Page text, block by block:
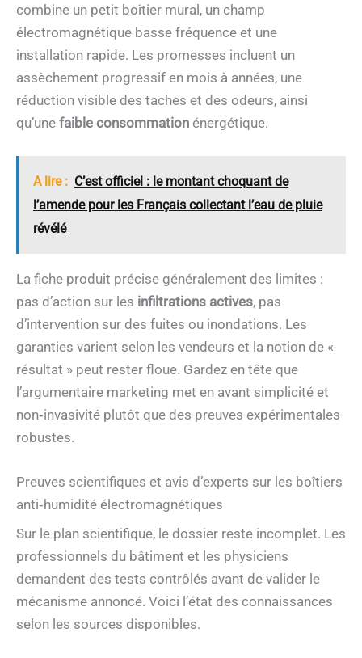
combine un petit boîtier mural, un champ
électromagnétique basse fréquence et une
installation rapide. Les promesses incluent un
assèchement progressif en mois à années, une
réduction visible des taches et des odeurs, ainsi
qu’une faible consommation énergétique.
A lire : C’est officiel : le montant choquant de
l’amende pour les Français collectant l’eau de pluie
révélé
La fiche produit précise généralement des limites :
pas d’action sur les infiltrations actives, pas
d’intervention sur des fuites ou inondations. Les
garanties varient selon les vendeurs et la notion de «
résultat » peut rester floue. Gardez en tête que
l’argumentaire marketing met en avant simplicité et
non‑invasivité plutôt que des preuves expérimentales
robustes.
Preuves scientifiques et avis d’experts sur les boîtiers
anti‑humidité électromagnétiques
Sur le plan scientifique, le dossier reste incomplet. Les
professionnels du bâtiment et les physiciens
demandent des tests contrôlés avant de valider le
mécanisme annoncé. Voici l’état des connaissances
selon les sources disponibles.